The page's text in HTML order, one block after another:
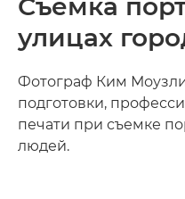
Съемка
улицах
Фотограф Ким
подготовки,
печати при съемке
людей.